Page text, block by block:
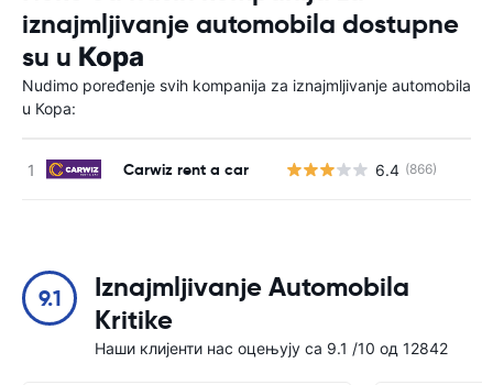
iznajmljivanje automobila dostupne
su u Кора
Nudimo poređenje svih kompanija za iznajmljivanje automobila
u Кора:
Carwiz rent a car 6.4 (866)
9.1
Iznajmljivanje Automobila
Kritike
Наши клијенти нас оцењују са 9.1 /10 од 12842